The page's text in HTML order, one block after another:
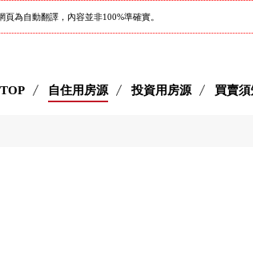
頁為自動翻譯，內容並非100%準確實。
TOP 自住用房源 投資用房源 買賣須